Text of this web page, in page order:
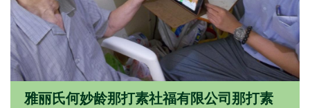
雅丽氏何妙龄那打素社福有限公司那打素